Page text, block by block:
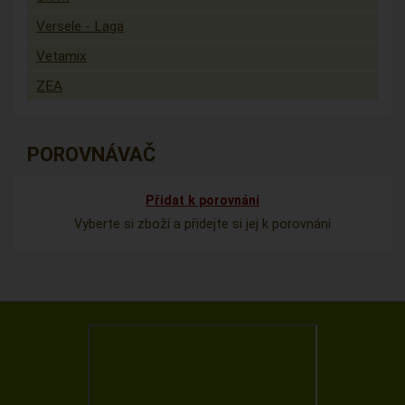
Versele - Laga
Vetamix
ZEA
POROVNÁVAČ
Přidat k porovnání
Vyberte si zboží a přidejte si jej k porovnání